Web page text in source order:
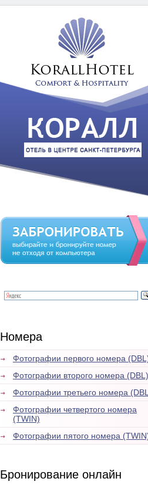
Номера
Фотографии первого номера
Фотографии второго номера (DBL)
Фотографии третьего номера
Фотографии четвертого номера
(TWIN)
Фотографии пятого номера
Бронирование онлайн